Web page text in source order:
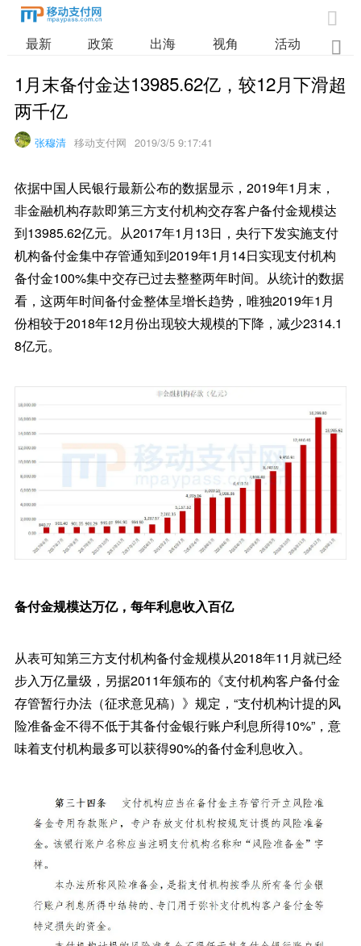

最新 政策 出海 视角 活动 业

1月末备付金达13985.62亿，较12月下滑超
两千亿
张穆清 移动支付网 2019/3/5 9:17:41
依据中国人民银行最新公布的数据显示，2019年1月末，
非金融机构存款即第三方支付机构交存客户备付金规模达
到13985.62亿元。从2017年1月13日，央行下发实施支付
机构备付金集中存管通知到2019年1月14日实现支付机构
备付金100%集中交存已过去整整两年时间。从统计的数据
看，这两年时间备付金整体呈增长趋势，唯独2019年1月
份相较于2018年12月份出现较大规模的下降，减少2314.1
8亿元。
备付金规模达万亿，每年利息收入百亿
从表可知第三方支付机构备付金规模从2018年11月就已经
步入万亿量级，另据2011年颁布的《支付机构客户备付金
存管暂行办法（征求意见稿）》规定，“支付机构计提的风
险准备金不得不低于其备付金银行账户利息所得10%”，意
味着支付机构最多可以获得90%的备付金利息收入。